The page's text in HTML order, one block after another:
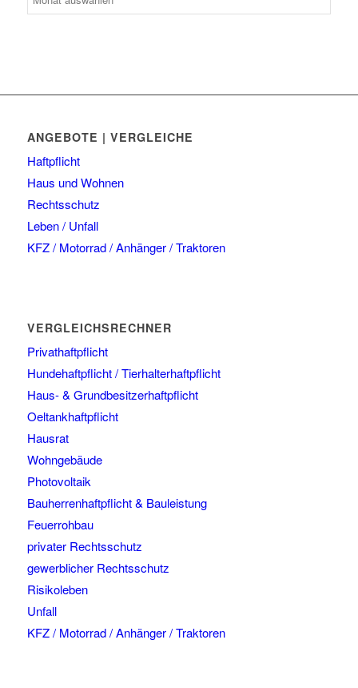
ANGEBOTE | VERGLEICHE
Haftpflicht
Haus und Wohnen
Rechtsschutz
Leben / Unfall
KFZ / Motorrad / Anhänger / Traktoren
VERGLEICHSRECHNER
Privathaftpflicht
Hundehaftpflicht / Tierhalterhaftpflicht
Haus- & Grundbesitzerhaftpflicht
Oeltankhaftpflicht
Hausrat
Wohngebäude
Photovoltaik
Bauherrenhaftpflicht & Bauleistung
Feuerrohbau
privater Rechtsschutz
gewerblicher Rechtsschutz
Risikoleben
Unfall
KFZ / Motorrad / Anhänger / Traktoren